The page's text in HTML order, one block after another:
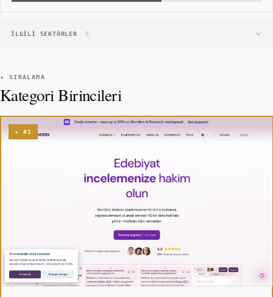
İLGILI SEKTÖRLER 5
★ SIRALAMA
Kategori Birincileri
★ #1